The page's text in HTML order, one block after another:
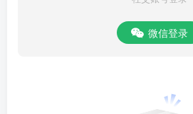
微信登录